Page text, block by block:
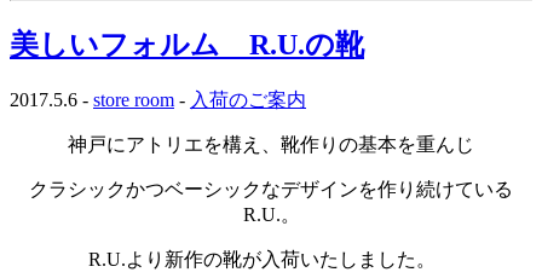
美しいフォルム R.U.の靴
2017.5.6 - store room - 入荷のご案内
神戸にアトリエを構え、靴作りの基本を重んじ
クラシックかつベーシックなデザインを作り続けている
R.U.。
R.U.より新作の靴が入荷いたしました。